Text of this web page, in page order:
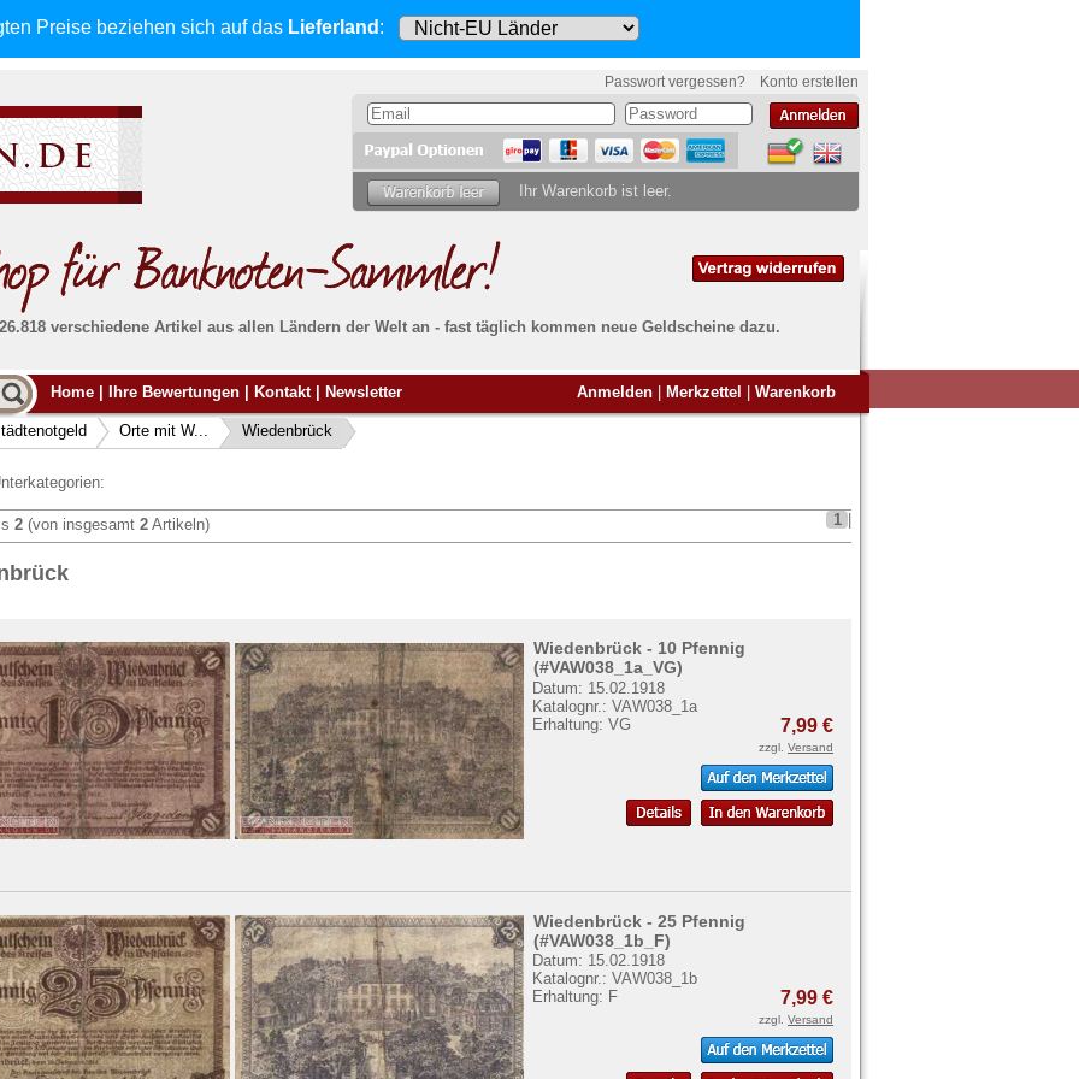
Preise beziehen sich auf das Lieferland :
Passwort vergessen? Konto erstellen
Ihr Warenkorb ist leer.
verschiedene Artikel aus allen Ländern der Welt an - fast täglich kommen neue Geldscheine dazu.
Alle Lieferungen, auch ins Ausland, werden
von uns voll versichert. Sie habenkein Risiko
falls die Sendung verloren geht oder beschädigt
wird.
Absolute Zuverlässigkeit:
Banknoten
Möchten Sie Banknoten
verkaufen?
Siehier.
Home Ihre Bewertungen Kontakt Newsletter Anmelden Merkzettel Warenkorb
Orte mit W... Wiedenbrück
2 (von insgesamt 2 Artikeln) 1
Wiedenbrück - 10 Pfennig
(#VAW038_1a_VG)
Datum: 15.02.1918
Katalognr.: VAW038_1a
Erhaltung: VG
7,99 €
zzgl. Versand
Wiedenbrück - 25 Pfennig
(#VAW038_1b_F)
Datum: 15.02.1918
Katalognr.: VAW038_1b
Erhaltung: F
7,99 €
zzgl. Versand